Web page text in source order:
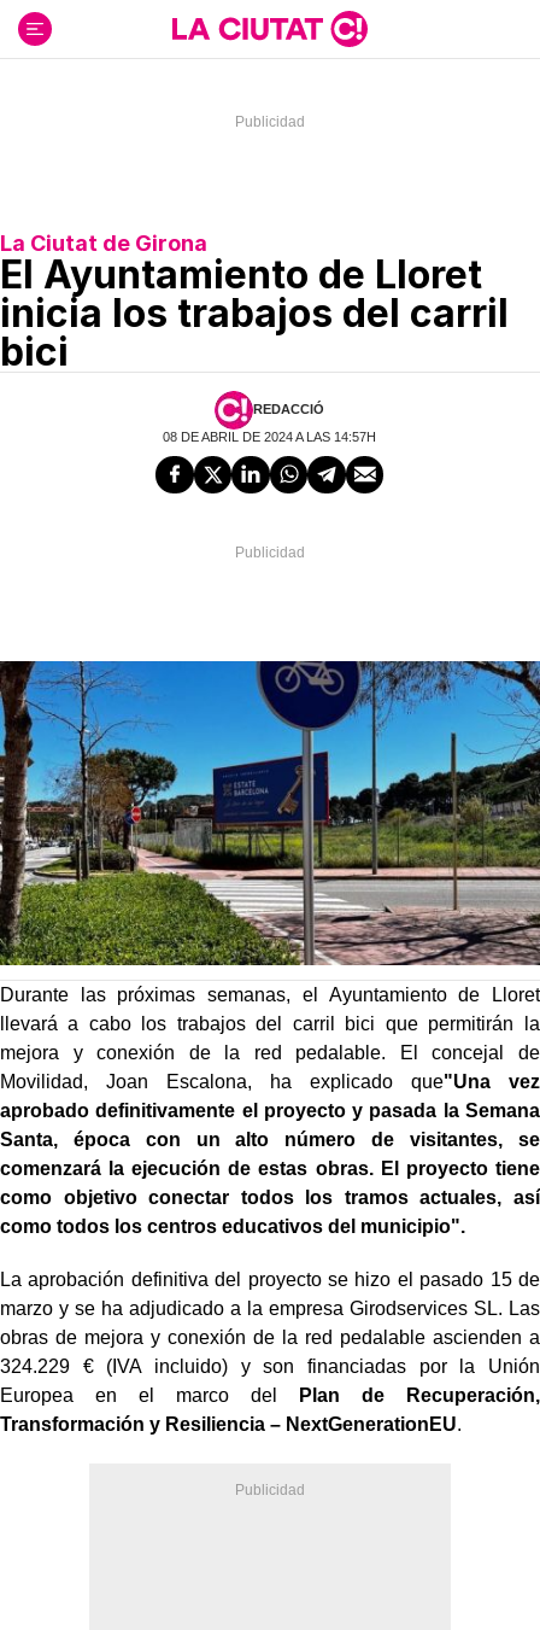
contenido
La Ciutat de Girona
El Ayuntamiento de Lloret
inicia los trabajos del carril
bici
REDACCIÓ
08 DE ABRIL DE 2024 A LAS 14:57H
Durante las próximas semanas, el Ayuntamiento de Lloret
llevará a cabo los trabajos del carril bici que permitirán la
mejora y conexión de la red pedalable. El concejal de
Movilidad, Joan Escalona, ha explicado que"Una vez
aprobado definitivamente el proyecto y pasada la Semana
Santa, época con un alto número de visitantes, se
comenzará la ejecución de estas obras. El proyecto tiene
como objetivo conectar todos los tramos actuales, así
como todos los centros educativos del municipio".
La aprobación definitiva del proyecto se hizo el pasado 15 de
marzo y se ha adjudicado a la empresa Girodservices SL. Las
obras de mejora y conexión de la red pedalable ascienden a
324.229 € (IVA incluido) y son financiadas por la Unión
Europea en el marco del
Plan de Recuperación,
Transformación y Resiliencia – NextGenerationEU.